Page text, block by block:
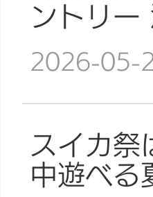
ントリ
2026-05-
スイカ
中遊べる